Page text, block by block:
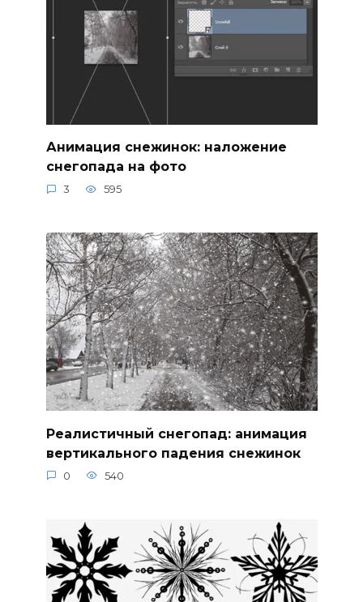
Анимация снежинок: наложение
снегопада на фото
3 595
Реалистичный снегопад: анимация
вертикального падения снежинок
0 540